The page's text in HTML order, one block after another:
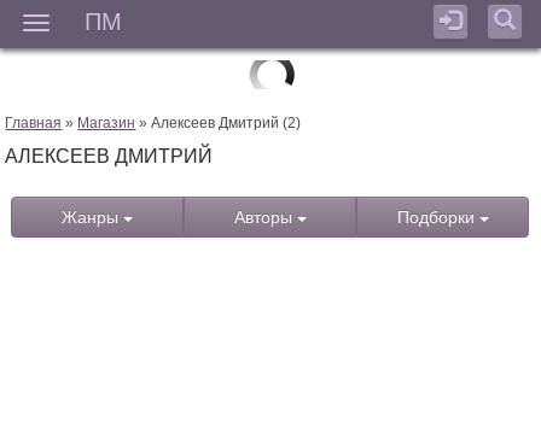
ПМ
Главная » Магазин » Алексеев Дмитрий (2)
АЛЕКСЕЕВ ДМИТРИЙ
Жанры Авторы Подборки